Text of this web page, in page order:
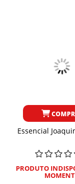
Essencial
PRODUTO